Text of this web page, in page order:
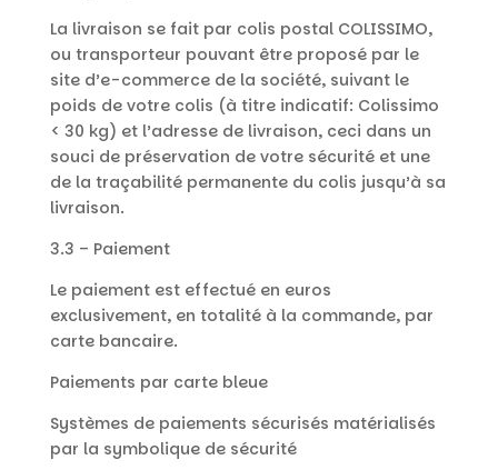
La livraison se fait par colis postal COLISSIMO,
ou transporteur pouvant être proposé par le
site d’e-commerce de la société, suivant le
poids de votre colis (à titre indicatif: Colissimo
< 30 kg) et l’adresse de livraison, ceci dans un
souci de préservation de votre sécurité et une
de la traçabilité permanente du colis jusqu’à sa
livraison.
3.3 – Paiement
Le paiement est effectué en euros
exclusivement, en totalité à la commande, par
carte bancaire.
Paiements par carte bleue
Systèmes de paiements sécurisés matérialisés
par la symbolique de sécurité